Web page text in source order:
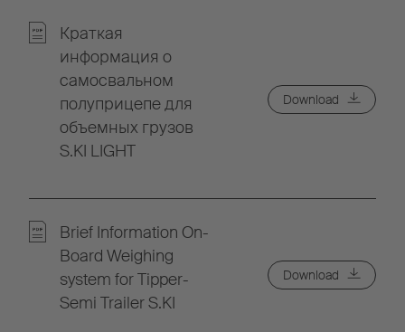
Краткая
информация о
самосвальном
полуприцепе для
объемных грузов
S.KI LIGHT
Download
Brief Information On-
Board Weighing
system for Tipper-
Semi Trailer S.KI
Download